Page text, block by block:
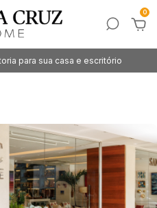
0
para sua casa e escritório